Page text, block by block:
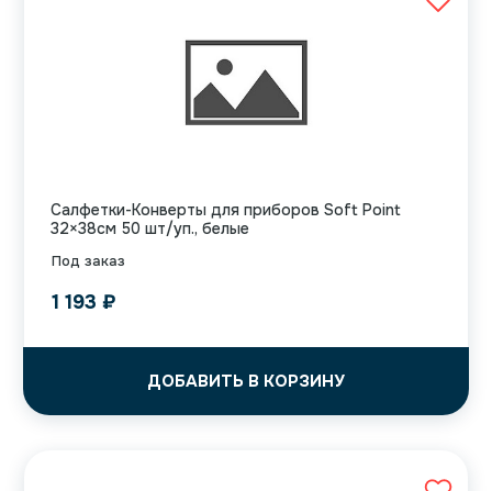
Под заказ
Салфетки-Конверты для приборов Soft Point
32×38см 50 шт/уп., белые
1 193 ₽
ДОБАВИТЬ В КОРЗИНУ